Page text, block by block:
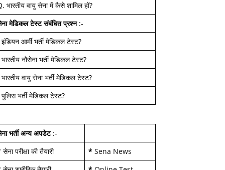
भारतीय वायु सेना में कैसे शामिल हों?
मेडिकल टेस्ट संबंधित प्रश्न:-
इंडियन आर्मी भर्ती मेडिकल टेस्ट?
भारतीय नौसेना भर्ती मेडिकल टेस्ट?
भारतीय वायु सेना भर्ती मेडिकल टेस्ट?
पुलिस भर्ती मेडिकल टेस्ट?
भर्ती अन्य अपडेट:-
सेना परीक्षा की तैयारी * Sena News